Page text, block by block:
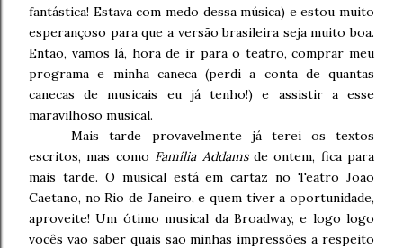
fantástica! Estava com medo dessa música) e estou muito
esperançoso para que a versão brasileira seja muito boa.
Então, vamos lá, hora de ir para o teatro, comprar meu
programa e minha caneca (perdi a conta de quantas
canecas de musicais eu já tenho!) e assistir a esse
maravilhoso musical.
Mais tarde provavelmente já terei os textos
escritos, mas como Família Addams de ontem, fica para
mais tarde. O musical está em cartaz no Teatro João
Caetano, no Rio de Janeiro, e quem tiver a oportunidade,
aproveite! Um ótimo musical da Broadway, e logo logo
vocês vão saber quais são minhas impressões a respeito